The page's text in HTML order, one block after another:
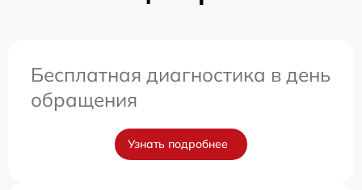
Бесплатная диагностика в день
обращения
Узнать подробнее